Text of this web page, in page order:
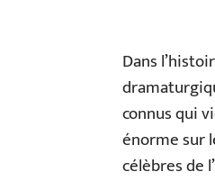
Dans
connus qui
énorme sur
célèbres de